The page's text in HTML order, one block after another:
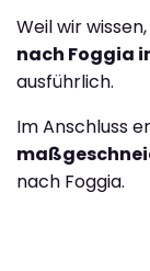
Weil wir
nach Foggia
ausführlich.
Im Anschluss
nach Foggia.